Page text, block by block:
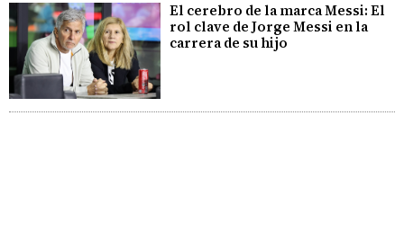
El cerebro de la marca Messi: El
rol clave de Jorge Messi en la
carrera de su hijo